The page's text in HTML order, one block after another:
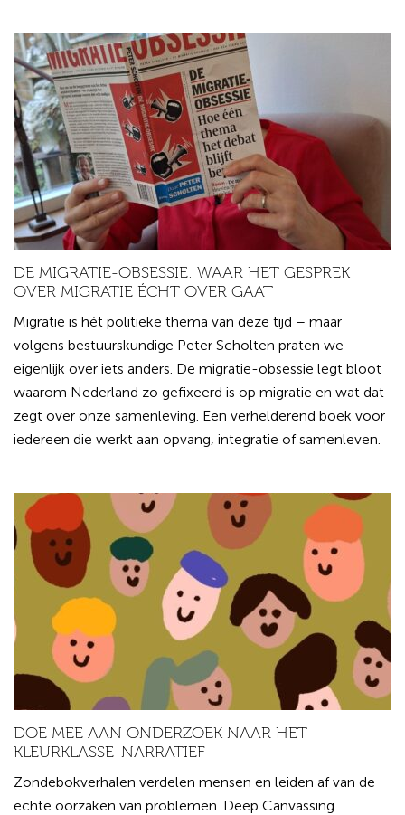
DE MIGRATIE-OBSESSIE: WAAR HET GESPREK
OVER MIGRATIE ÉCHT OVER GAAT
Migratie is hét politieke thema van deze tijd – maar
volgens bestuurskundige Peter Scholten praten we
eigenlijk over iets anders. De migratie-obsessie legt bloot
waarom Nederland zo gefixeerd is op migratie en wat dat
zegt over onze samenleving. Een verhelderend boek voor
iedereen die werkt aan opvang, integratie of samenleven.
DOE MEE AAN ONDERZOEK NAAR HET
KLEURKLASSE-NARRATIEF
Zondebokverhalen verdelen mensen en leiden af van de
echte oorzaken van problemen. Deep Canvassing